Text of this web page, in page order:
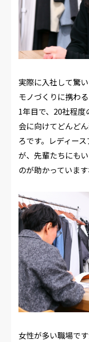
実際に入社して驚
モノづくりに携わ
1年目で、20社程
会に向けてどんど
ろです。レディー
が、先輩たちにも
のが助かっています
女性が多い職場で